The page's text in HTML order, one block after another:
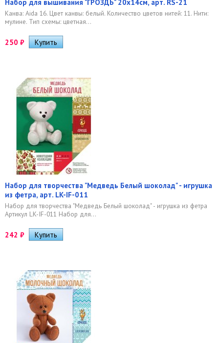
Набор для вышивания "ГРОЗДЬ" 20х14см, арт. RS-21
Канва: Aida 16. Цвет канвы: белый. Количество цветов нитей: 11. Нити:
мулине. Тип схемы: цветная...
250 ₽
Набор для творчества "Медведь Белый шоколад" - игрушка
из фетра, арт. LK-IF-011
Набор для творчества "Медведь Белый шоколад" - игрушка из фетра
Артикул LK-IF-011 Набор для...
242 ₽